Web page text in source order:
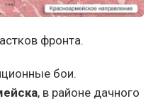
фронта.
бои.
, в районе дачного